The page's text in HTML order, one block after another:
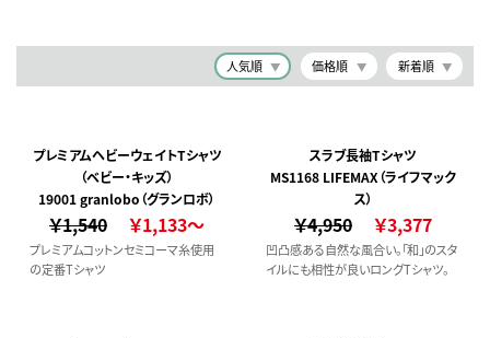
人気順 価格順 新着順
プレミアムヘビーウェイトTシャツ
（ベビー・キッズ）
19001 granlobo（グランロボ）
￥1,540 ￥1,133～
プレミアムコットンセミコーマ糸使用
の定番Tシャツ
スラブ長袖Tシャツ
MS1168 LIFEMAX（ライフマック
ス）
￥4,950 ￥3,377
凹凸感ある自然な風合い。「和」のスタ
イルにも相性が良いロングTシャツ。